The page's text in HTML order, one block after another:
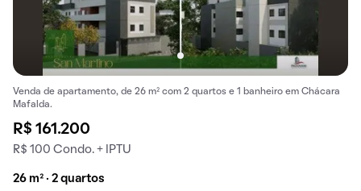
Venda de apartamento, de 26 m² com 2 quartos e 1 banheiro em Chácara
Mafalda.
R$ 161.200
R$ 100 Condo. + IPTU
26 m² · 2 quartos